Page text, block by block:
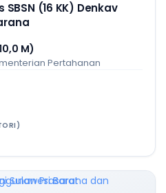
(16 KK) Denkav
M)
Pertahanan